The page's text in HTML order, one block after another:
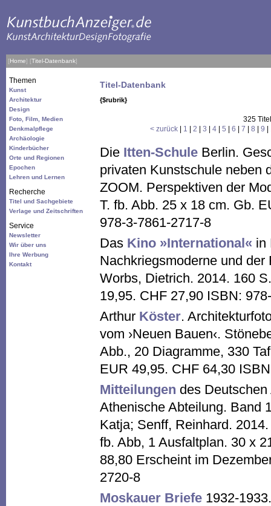
[Home] [Titel-Datenbank]
Themen
Kunst
Architektur
Design
Foto, Film, Medien
Denkmalpflege
Archäologie
Kinderbücher
Orte und Regionen
Epochen
Lehren und Lernen
Recherche
Titel und Sachgebiete
Verlage und Zeitschriften
Service
Newsletter
Wir über uns
Ihre Werbung
Kontakt
Titel-Datenbank
{$rubrik}
325
< zurück
1 2 3 4 5 6 7 8 9
Die Itten-Schule Berlin.
privaten Kunstschule neben
ZOOM. Perspektiven der
T. fb. Abb. 25 x 18 cm. Gb.
978-3-7861-2717-8
Das Kino »International« in
Nachkriegsmoderne und
Worbs, Dietrich. 2014. 160
19,95. CHF 27,90 ISBN:
Arthur Köster.
vom ›Neuen Bauen‹.
Abb., 20 Diagramme, 330
EUR 49,95. CHF 64,30
Mitteilungen des
Athenische Abteilung. Band
Katja; Senff, Reinhard.
fb. Abb, 1 Ausfaltplan. 30 x
88,80 Erscheint im
2720-8
Moskauer Briefe 1932-